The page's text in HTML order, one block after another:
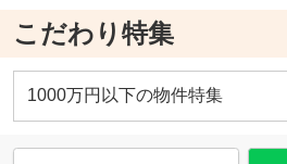
こだわり特集
1000万円以下の物件特集